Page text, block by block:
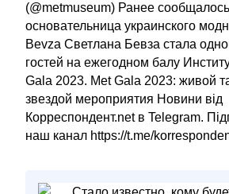
(@metmuseum) Ранее
основательница украинского
Bevza Светлана Бевза стала
гостей на ежегодном балу
Gala 2023. Met Gala 2023: живой
звездой мероприятия Новини від
Корреспондент.net в Telegram.
наш канал https://t.me/